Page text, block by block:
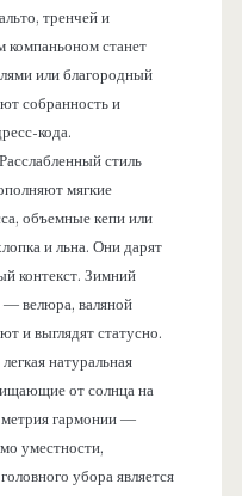
тренчей и
компаньоном станет
или благородный
собранность и
кода.
стиль
мягкие
объемные кепи или
и льна. Они дарят
контекст. Зимний
— велюра, валяной
и выглядят статусно.
натуральная
от солнца на
гармонии —
уместности,
убора является